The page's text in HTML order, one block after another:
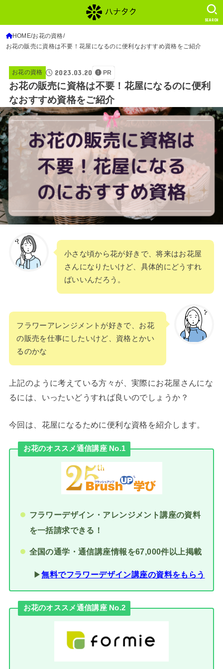
SEARCH
HOME お花の資格
お花の販売に資格は不要！花屋になるのに便利なおすすめ資格をご紹介
お花の資格 2023.03.20 PR
お花の販売に資格は不要！花屋になるのに便利
なおすすめ資格をご紹介
小さな頃から花が好きで、将来はお花屋
さんになりたいけど、具体的にどうすれ
ばいいんだろう。
フラワーアレンジメントが好きで、お花
の販売を仕事にしたいけど、資格とかい
るのかな
上記のように考えている方々が、実際にお花屋さんにな
るには、いったいどうすれば良いのでしょうか？
今回は、花屋になるために便利な資格を紹介します。
お花のオススメ通信講座 No.1
フラワーデザイン・アレンジメント講座の資料
を一括請求できる！
全国の通学・通信講座情報を67,000件以上掲載
▶︎無料でフラワーデザイン講座の資料をもらう
お花のオススメ通信講座 No.2